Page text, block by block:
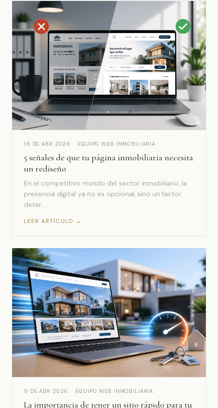
16 DE ABR 2026 EQUIPO WEB INMOBILIARIA
5 señales de que tu página inmobiliaria necesita
un rediseño
En el competitivo mundo del sector inmobiliario, la
presencia digital ya no es opcional, sino un factor
deter…
LEER ARTÍCULO →
9 DE ABR 2026 EQUIPO WEB INMOBILIARIA
La importancia de tener un sitio rápido para tu